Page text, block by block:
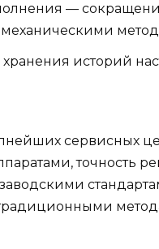
—
хранения историй
сервисных
точность
заводскими